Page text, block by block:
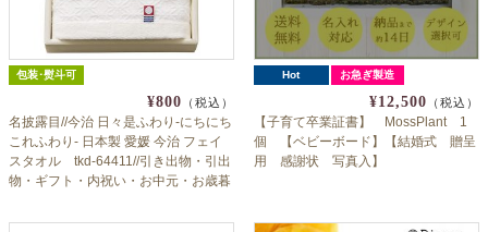
包装･熨斗可
¥800 （税込）
名披露目//今治 日々是ふわり-にちにち
これふわり- 日本製 愛媛 今治 フェイ
スタオル tkd-64411//引き出物・引出
物・ギフト・内祝い・お中元・お歳暮
Hot お急ぎ製造
¥12,500 （税込）
【子育て卒業証書】 MossPlant 1
個 【ベビーボード】【結婚式 贈呈
用 感謝状 写真入】